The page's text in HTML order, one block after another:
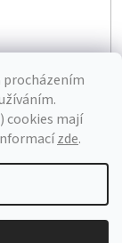
procházením
cookies mají
zde.